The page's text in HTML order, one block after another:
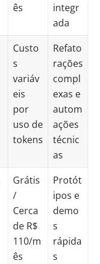
ês
integr
ada
Custo
s
variáv
eis
por
uso de
tokens
Refato
rações
compl
exas e
autom
ações
técnic
as
Grátis
/
Cerca
de R$
110/m
ês
Protót
ipos e
demo
s
rápida
s